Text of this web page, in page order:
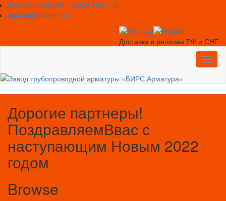
Skip
to
КОНСУЛЬТАЦИЯ: (8352) 709-706
market@birsarm.ru
Доставка в регионы РФ и СНГ
Дорогие партнеры!
ПоздравляемВвас с
наступающим Новым 2022
годом
Browse